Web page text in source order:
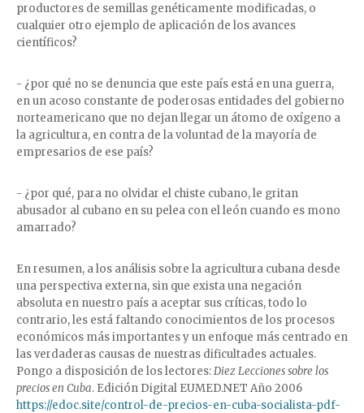
productores de semillas genéticamente modificadas, o
cualquier otro ejemplo de aplicación de los avances
científicos?
- ¿por qué no se denuncia que este país está en una guerra,
en un acoso constante de poderosas entidades del gobierno
norteamericano que no dejan llegar un átomo de oxígeno a
la agricultura, en contra de la voluntad de la mayoría de
empresarios de ese país?
- ¿por qué, para no olvidar el chiste cubano, le gritan
abusador al cubano en su pelea con el león cuando es mono
amarrado?
En resumen, a los análisis sobre la agricultura cubana desde
una perspectiva externa, sin que exista una negación
absoluta en nuestro país a aceptar sus críticas, todo lo
contrario, les está faltando conocimientos de los procesos
económicos más importantes y un enfoque más centrado en
las verdaderas causas de nuestras dificultades actuales.
Pongo a disposición de los lectores:Diez Lecciones sobre los
precios en Cuba. Edición Digital EUMED.NET Año 2006
https://edoc.site/control-de-precios-en-cuba-socialista-pdf-